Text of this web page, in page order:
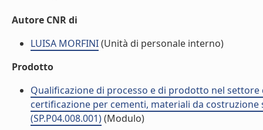
Autore CNR di
LUISA MORFINI(Unità di personale interno)
Prodotto
Qualificazione di processo e di prodotto nel
certificazione per cementi, materiali da
(SP.P04.008.001)(Modulo)